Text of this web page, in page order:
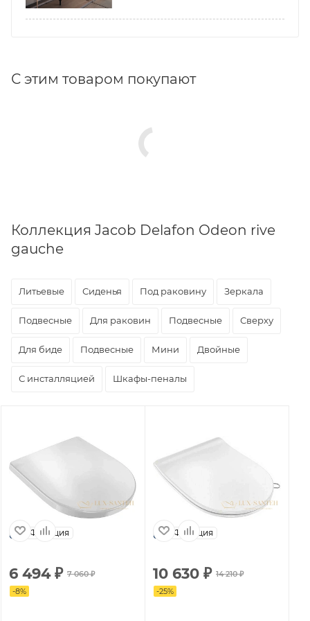
С этим товаром покупают
Коллекция Jacob Delafon Odeon rive
gauche
Литьевые Сиденья Под раковину Зеркала
Подвесные Для раковин Подвесные Сверху
Для биде Подвесные Мини Двойные
С инсталляцией Шкафы-пеналы
Франция
6 494₽ 7 060₽
-8%
Франция
10 630 ₽ 14 210₽
-25%